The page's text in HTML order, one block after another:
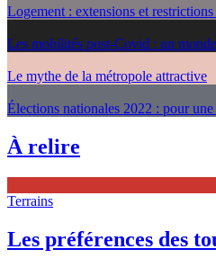
Logement : extensions et
Les mobilités post-Covid : un
Le mythe de la métropole attractive
Élections nationales 2022 : pour
À relire
Terrains
Les préférences des